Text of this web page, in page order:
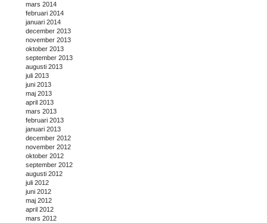
mars 2014
februari 2014
januari 2014
december 2013
november 2013
oktober 2013
september 2013
augusti 2013
juli 2013
juni 2013
maj 2013
april 2013
mars 2013
februari 2013
januari 2013
december 2012
november 2012
oktober 2012
september 2012
augusti 2012
juli 2012
juni 2012
maj 2012
april 2012
mars 2012